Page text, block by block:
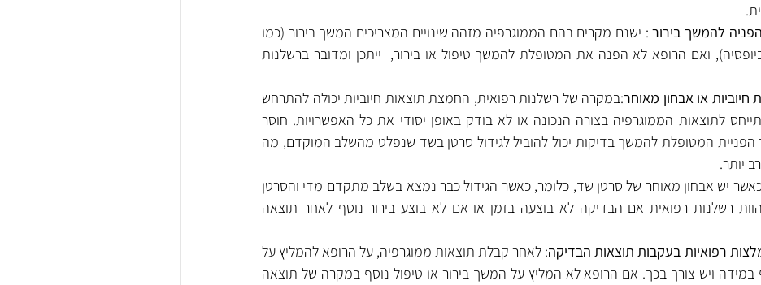
להמשך בירור
או אבחון מאוחר
יותר.
רפואיות בעקבות תוצאות הבדיקה